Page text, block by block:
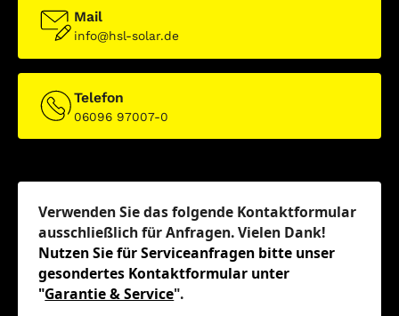
Mail
info@hsl-solar.de
Telefon
06096 97007-0
Verwenden Sie das folgende Kontaktformular
ausschließlich für Anfragen. Vielen Dank!
Nutzen Sie für Serviceanfragen bitte unser
gesondertes Kontaktformular unter
"Garantie & Service".